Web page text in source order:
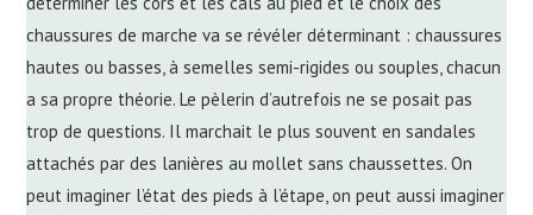
chaussures de marche va se révéler déterminant : chaussures
hautes ou basses, à semelles semi-rigides ou souples, chacun
a sa propre théorie. Le pèlerin d’autrefois ne se posait pas
trop de questions. Il marchait le plus souvent en sandales
attachés par des lanières au mollet sans chaussettes. On
peut imaginer l’état des pieds à l’étape, on peut aussi imaginer